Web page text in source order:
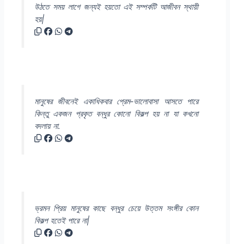
উঠতে সময় লাগে জন্যই হয়তো এই সম্পর্কটি আজীবন স্থায়ী
হয়|
মানুষের জীবনেই একাধিকবার প্রেম-ভালোবাসা আসতে পারে
কিন্তু একজন প্রকৃত বন্ধুর কোনো বিকল্প হয় না যা কখনো
বদলায় না.
ভ্রমন প্রিয় মানুষের কাছে বন্ধুর চেয়ে উত্তম সংঙ্গীর কোন
বিকল্প হতেই পারে না|